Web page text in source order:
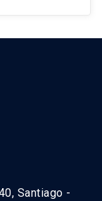
Santiago -